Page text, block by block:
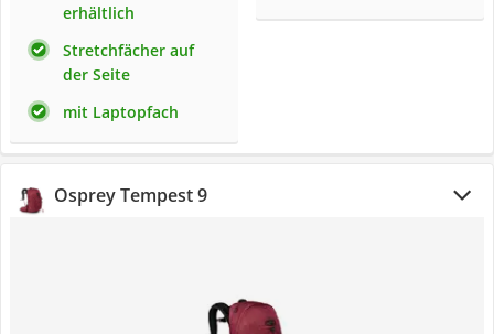
erhältlich
Stretchfächer auf
der Seite
mit Laptopfach
Osprey Tempest 9